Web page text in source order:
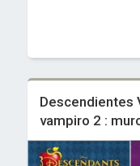
Descendientes
vampiro 2 :